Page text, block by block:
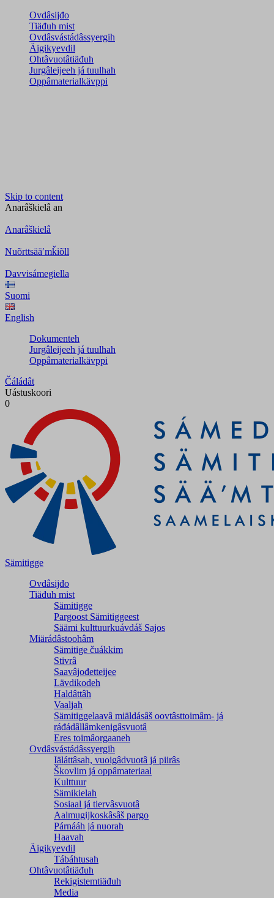
Ovdâsijđo
Tiäđuh mist
Ovdâsvástádâssyergih
Äigikyevdil
Ohtâvuotâtiäđuh
Jurgâleijeeh já tuulhah
Oppâmaterialkävppi
Skip to content
Anarâškielâ an
Anarâškielâ
Nuõrttsääʹmǩiõll
Davvisámegiella
Suomi
English
Dokumenteh
Jurgâleijeeh já tuulhah
Oppâmaterialkävppi
Čáládât
Uástuskoori
0
Sämitigge
Ovdâsijđo
Tiäđuh mist
Sämitigge
Pargoost Sämitiggeest
Säämi kulttuurkuávdáš Sajos
Miärádâstoohâm
Sämitige čuákkim
Stivrâ
Saavâjođetteijee
Lävdikodeh
Haldâttâh
Vaaljah
Sämitiggelaavâ miäldásâš oovtâsttoimâm- já
ráđádâllâmkenigâsvuotâ
Eres toimâorgaaneh
Ovdâsvástádâssyergih
Iäláttâsah, vuoigâdvuotâ já piirâs
Škovlim já oppâmateriaal
Kulttuur
Sämikielah
Sosiaal já tiervâsvuotâ
Aalmugijkoskâsâš pargo
Párnááh já nuorah
Haavah
Äigikyevdil
Tábáhtusah
Ohtâvuotâtiäđuh
Rekigistemtiäđuh
Media